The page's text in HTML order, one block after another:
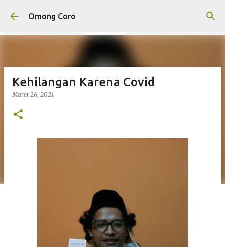
Langsung ke konten utama
Omong Coro
Kehilangan Karena Covid
Maret 26, 2021